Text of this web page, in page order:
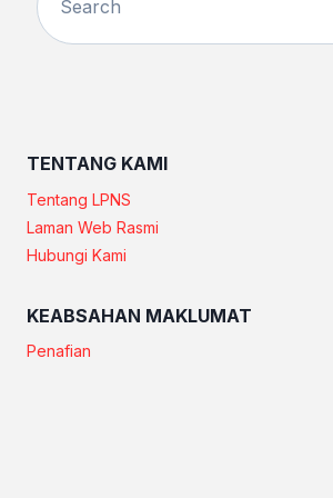
TENTANG KAMI
Tentang LPNS
Laman Web Rasmi
Hubungi Kami
KEABSAHAN MAKLUMAT
Penafian